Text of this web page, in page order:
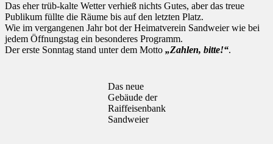
Das eher trüb-kalte Wetter verhieß nichts Gutes, aber das treue
Publikum füllte die Räume bis auf den letzten Platz.
Wie im vergangenen Jahr bot der Heimatverein Sandweier wie bei
jedem Öffnungstag ein besonderes Programm.
Der erste Sonntag stand unter dem Motto „Zahlen, bitte!“.
Das neue
Gebäude der
Raiffeisenbank
Sandweier